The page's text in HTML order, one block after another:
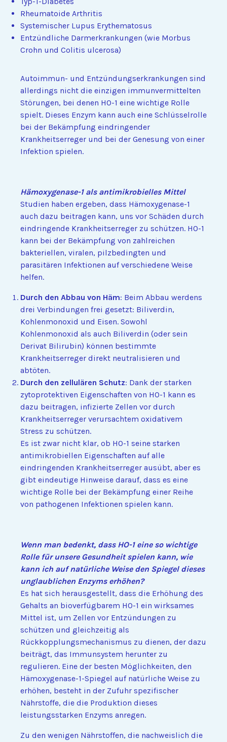
Rheumatoide Arthritis
Systemischer Lupus Erythematosus
Entzündliche Darmerkrankungen (wie Morbus
Crohn und Colitis ulcerosa)
Autoimmun- und Entzündungserkrankungen sind
allerdings nicht die einzigen immunvermittelten
Störungen, bei denen HO-1 eine wichtige Rolle
spielt. Dieses Enzym kann auch eine Schlüsselrolle
bei der Bekämpfung eindringender
Krankheitserreger und bei der Genesung von einer
Infektion spielen.
Hämoxygenase-1 als antimikrobielles Mittel
Studien haben ergeben, dass Hämoxygenase-1
auch dazu beitragen kann, uns vor Schäden durch
eindringende Krankheitserreger zu schützen. HO-1
kann bei der Bekämpfung von zahlreichen
bakteriellen, viralen, pilzbedingten und
parasitären Infektionen auf verschiedene Weise
helfen.
Durch den Abbau von Häm: Beim Abbau werdens
drei Verbindungen frei gesetzt: Biliverdin,
Kohlenmonoxid und Eisen. Sowohl
Kohlenmonoxid als auch Biliverdin (oder sein
Derivat Bilirubin) können bestimmte
Krankheitserreger direkt neutralisieren und
abtöten.
Durch den zellulären Schutz: Dank der starken
zytoprotektiven Eigenschaften von HO-1 kann es
dazu beitragen, infizierte Zellen vor durch
Krankheitserreger verursachtem oxidativem
Stress zu schützen.
Es ist zwar nicht klar, ob HO-1 seine starken
antimikrobiellen Eigenschaften auf alle
eindringenden Krankheitserreger ausübt, aber es
gibt eindeutige Hinweise darauf, dass es eine
wichtige Rolle bei der Bekämpfung einer Reihe
von pathogenen Infektionen spielen kann.
Wenn man bedenkt, dass HO-1 eine so wichtige
Rolle für unsere Gesundheit spielen kann, wie
kann ich auf natürliche Weise den Spiegel dieses
unglaublichen Enzyms erhöhen?
Es hat sich herausgestellt, dass die Erhöhung des
Gehalts an bioverfügbarem HO-1 ein wirksames
Mittel ist, um Zellen vor Entzündungen zu
schützen und gleichzeitig als
Rückkopplungsmechanismus zu dienen, der dazu
beiträgt, das Immunsystem herunter zu
regulieren. Eine der besten Möglichkeiten, den
Hämoxygenase-1-Spiegel auf natürliche Weise zu
erhöhen, besteht in der Zufuhr spezifischer
Nährstoffe, die die Produktion dieses
leistungsstarken Enzyms anregen.
Zu den wenigen Nährstoffen, die nachweislich die